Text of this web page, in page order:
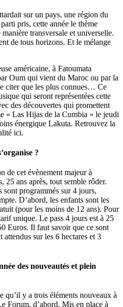
sur un pays, une région du
pris, cette année le thème
transversale et universelle.
de tous horizons. Et le mélange
américaine, à Fatoumata
Oum qui vient du Maroc ou par la
citer que les plus connues… Ce
qui seront représentées cette
des découvertes qui promettent
« Las Hijas de la Cumbia » le jeudi
énergique Lakuta. Retrouvez la
ici.
?
de cet évènement majeur à
25 ans après, tout semble rôder.
sont programmés sur 4 jours,
D’abord, les enfants sont les
(pour les moins de 12 ans). Pour
unique. Le pass 4 jours est à 25
Euros. Il faut savoir que ce sont
sur les 6 hectares et 3
des nouveautés et plein
qu’il y a trois éléments nouveaux à
Forum, d’abord. Mis en place à